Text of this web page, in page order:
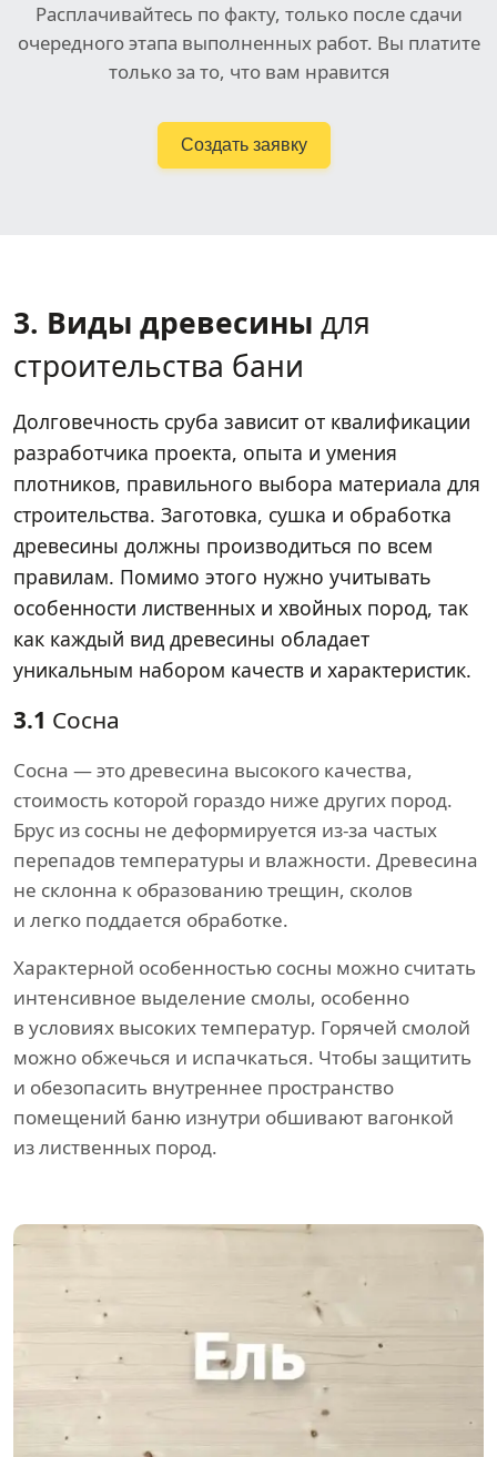
Расплачивайтесь по факту, только после сдачи
очередного этапа выполненных работ. Вы платите
только за то, что вам нравится
Создать заявку
3. Виды древесины для
строительства бани
Долговечность сруба зависит от квалификации
разработчика проекта, опыта и умения
плотников, правильного выбора материала для
строительства. Заготовка, сушка и обработка
древесины должны производиться по всем
правилам. Помимо этого нужно учитывать
особенности лиственных и хвойных пород, так
как каждый вид древесины обладает
уникальным набором качеств и характеристик.
3.1 Сосна
Сосна — это древесина высокого качества,
стоимость которой гораздо ниже других пород.
Брус из сосны не деформируется из-за частых
перепадов температуры и влажности. Древесина
не склонна к образованию трещин, сколов
и легко поддается обработке.
Характерной особенностью сосны можно считать
интенсивное выделение смолы, особенно
в условиях высоких температур. Горячей смолой
можно обжечься и испачкаться. Чтобы защитить
и обезопасить внутреннее пространство
помещений баню изнутри обшивают вагонкой
из лиственных пород.